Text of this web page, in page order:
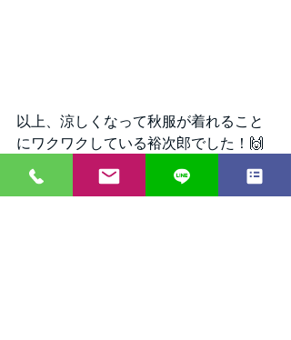
以上、涼しくなって秋服が着れること
にワクワクしている裕次郎でした！🙌